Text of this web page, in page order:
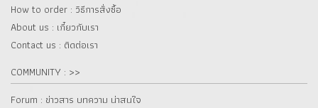
How to order : วิธีการสั่งซื้อ
About us : เกี๋ยวกับเรา
Contact us : ติดต่อเรา
COMMUNITY : >>
Forum : ข่าวสาร บทความ น่าสนใจ